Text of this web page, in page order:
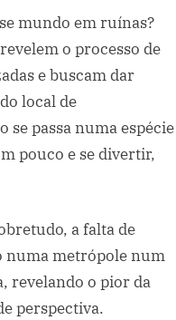
mundo em ruínas?
o processo de
e buscam dar
local de
se passa numa espécie
pouco e se divertir,
a falta de
numa metrópole num
revelando o pior da
perspectiva.